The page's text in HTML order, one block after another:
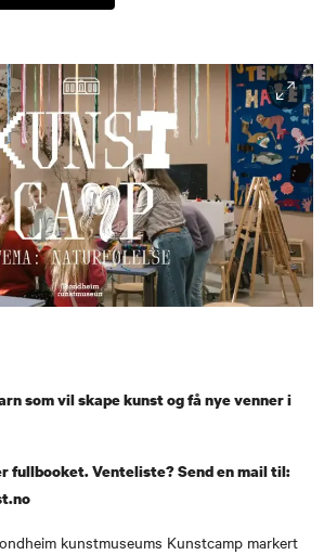
som vil skape kunst og få nye venner i
fullbooket. Venteliste? Send en mail til:
kunstmuseums Kunstcamp markert